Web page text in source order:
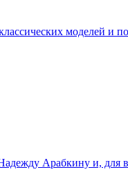
моделей и
Арабкину и, для